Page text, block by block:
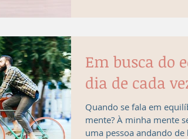
Em busca do
dia de cada
Quando se fala em
mente? À minha mente
uma pessoa andando de